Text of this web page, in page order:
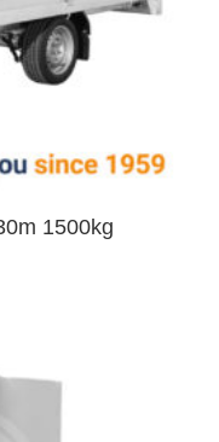
1500kg